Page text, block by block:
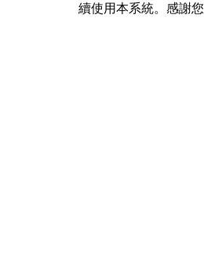
續使用本系統。感謝您